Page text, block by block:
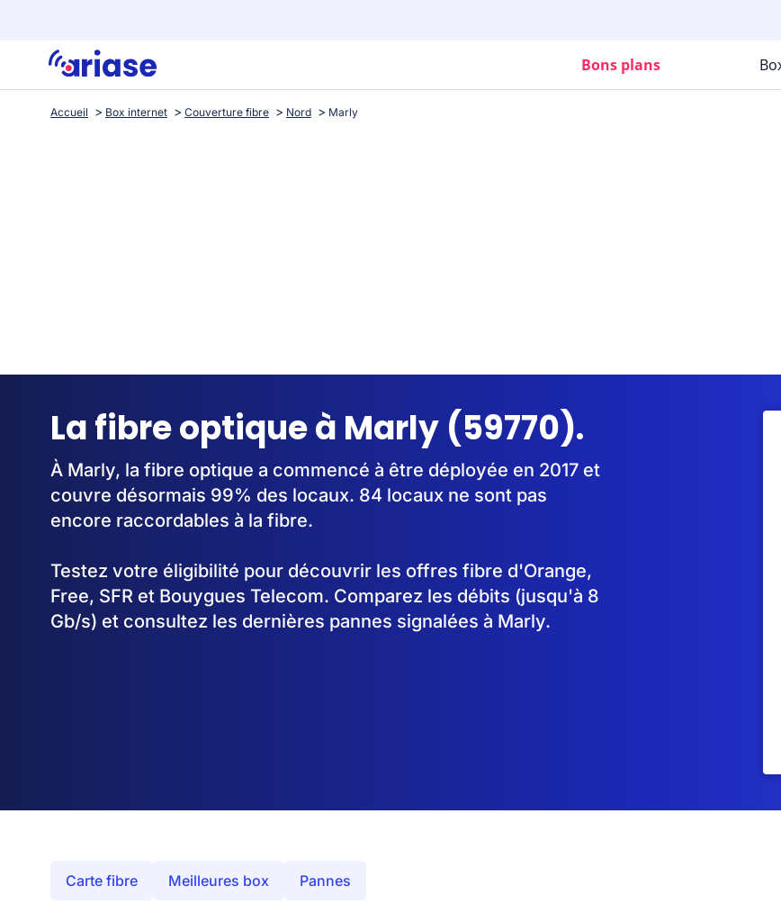
Bons plans
Accueil Box internet Couverture fibre Nord Marly
La fibre optique à Marly (59770).
À Marly, la fibre optique a commencé à être déployée en 2017 et
couvre désormais 99% des locaux. 84 locaux ne sont pas
encore raccordables à la fibre.
Testez votre éligibilité pour découvrir les offres fibre d'Orange,
Free, SFR et Bouygues Telecom. Comparez les débits (jusqu'à 8
Gb/s) et consultez les dernières pannes signalées à Marly.
Carte fibre Meilleures box Pannes